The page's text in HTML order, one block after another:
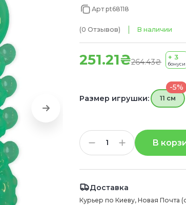
Арт pt68118
(0 Отзывов) В наличии
251.21₴264.43₴
+ 3
бонуси
Размер игрушки:
-5%
11 см
В
Доставка
Курьер по Киеву, Новая Почта